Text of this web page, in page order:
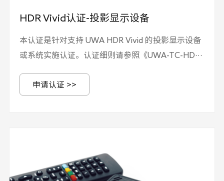
HDR Vivid认证-投影显示设备
本认证是针对支持 UWA HDR Vivid 的投影显示设备
或系统实施认证。认证细则请参照《UWA-TC-HDR-
备》，技术要求请参照《T/UWA 005.3-7-2024 高
证实施规则-投影显示设备》—附录1：关键元器件清
单和申请单元说明，并加盖公章。
申请认证 >>